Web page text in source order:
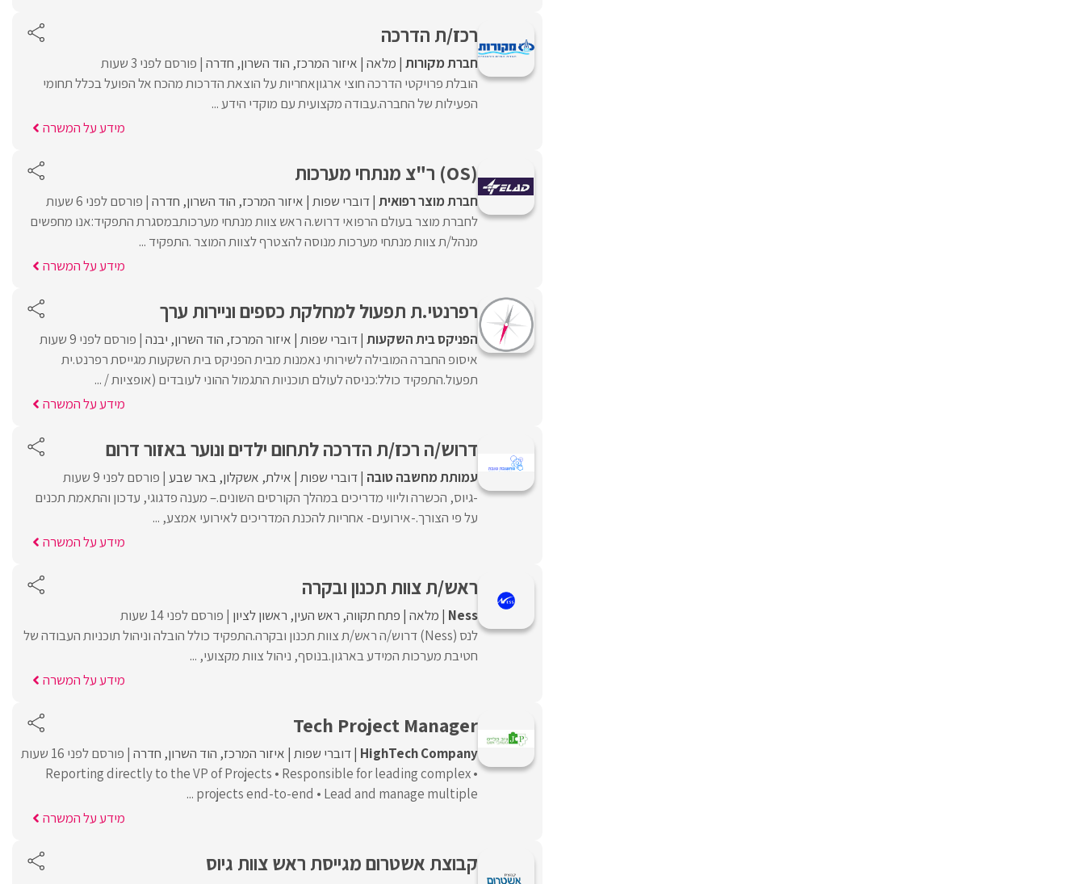
רכז/ת הדרכה
חברת מקורות מלאה איזור המרכז הוד השרון חדרה פורסם לפני 3 שעות
הובלת פרויקטי הדרכה חוצי ארגוןאחריות על הוצאת הדרכות מהכח אל הפועל בכלל תחומי
הפעילות של החברה.עבודה מקצועית עם מוקדי הידע ...
מידע על המשרה
(OS) ר"צ מנתחי מערכות
חברת מוצר רפואית דוברי שפות איזור המרכז הוד השרון חדרה פורסם לפני 6 שעות
לחברת מוצר בעולם הרפואי דרוש.ה ראש צוות מנתחי מערכותבמסגרת התפקיד:אנו מחפשים
מנהל/ת צוות מנתחי מערכות מנוסה להצטרף לצוות המוצר .התפקיד ...
מידע על המשרה
רפרנטי.ת תפעול למחלקת כספים וניירות ערך
הפניקס בית השקעות דוברי שפות איזור המרכז הוד השרון יבנה פורסם לפני 9 שעות
איסופ החברה המובילה לשירותי נאמנות מבית הפניקס בית השקעות מגייסת רפרנט.ית
תפעול.התפקיד כולל:כניסה לעולם תוכניות התגמול ההוני לעובדים (אופציות / ...
מידע על המשרה
דרוש/ה רכז/ת הדרכה לתחום ילדים ונוער באזור דרום
עמותת מחשבה טובה דוברי שפות אילת אשקלון באר שבע פורסם לפני 9 שעות
-גיוס, הכשרה וליווי מדריכים במהלך הקורסים השונים.– מענה פדגוגי, עדכון והתאמת תכנים
על פי הצורך.-אירועים- אחריות להכנת המדריכים לאירועי אמצע, ...
מידע על המשרה
ראש/ת צוות תכנון ובקרה
Ness מלאה פתח תקווה ראש העין ראשון לציון פורסם לפני 14 שעות
לנס (Ness) דרוש/ה ראש/ת צוות תכנון ובקרה.התפקיד כולל הובלה וניהול תוכניות העבודה של
חטיבת מערכות המידע בארגון.בנוסף, ניהול צוות מקצועי, ...
מידע על המשרה
Tech Project Manager
HighTech Company דוברי שפות איזור המרכז הוד השרון חדרה פורסם לפני 16 שעות
• Reporting directly to the VP of Projects • Responsible for leading complex
projects end-to-end • Lead and manage multiple ...
מידע על המשרה
קבוצת אשטרום מגייסת ראש צוות גיוס